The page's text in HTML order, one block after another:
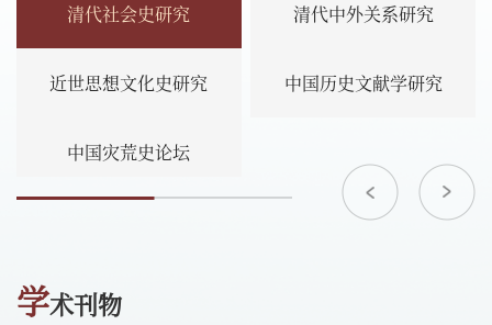
清代社会史研究 清代中外关系研究
近世思想文化史研究 中国历史文献学研究
中国灾荒史论坛
学术刊物